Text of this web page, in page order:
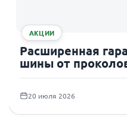
АКЦИИ
Расширенная
шины от
20 июля 2026